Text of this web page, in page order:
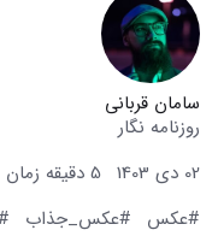
سامان قربانی
روزنامه نگار
02 دی 1403
5 دقیقه زمان مطالعه
#عکس
#عکس_جذاب